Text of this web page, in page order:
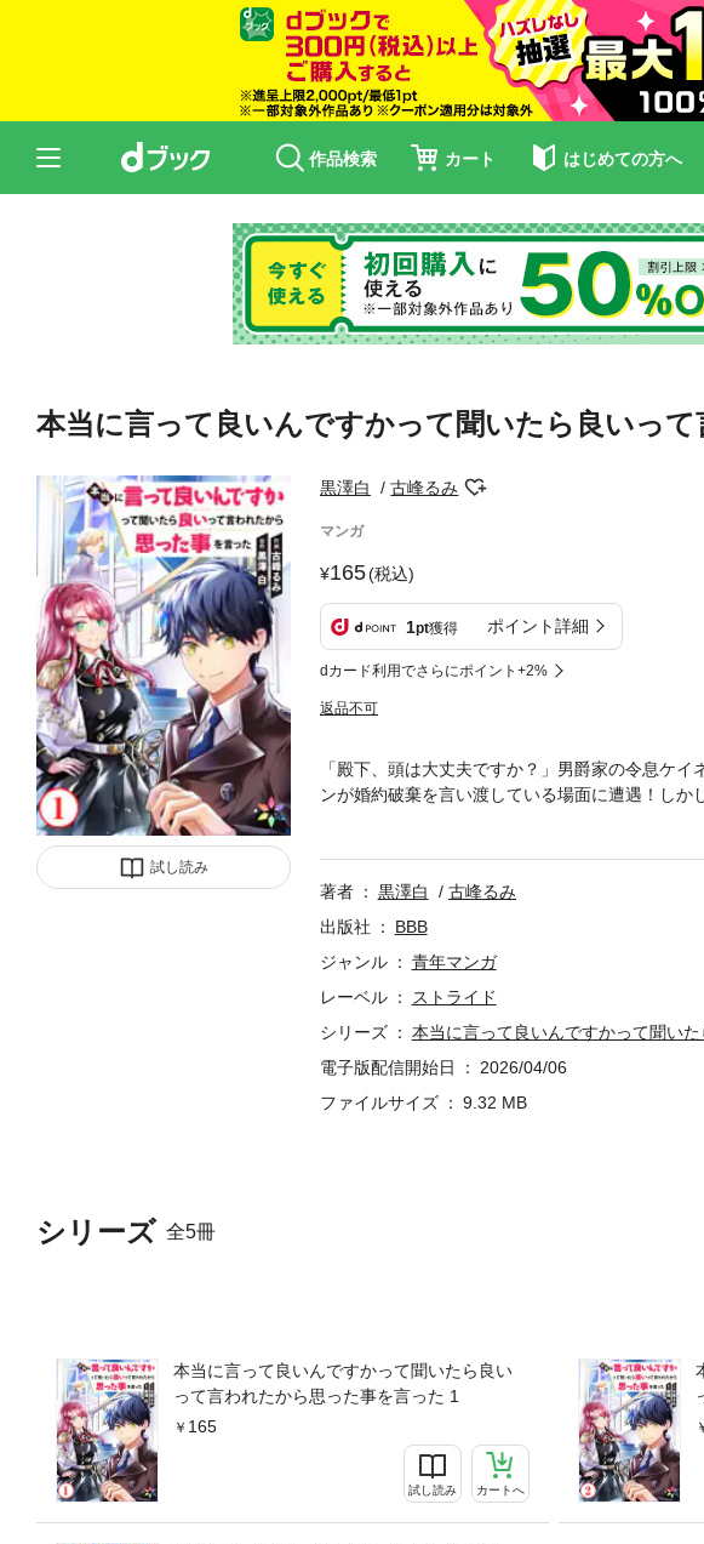
作品検索 カート はじめての方へ
本当に言って良いんですかって聞いたら良いっ
試し読み
黒澤白 古峰るみ
マンガ
165(税込)
1pt獲得 ポイント詳細
dカード利用でさらにポイント+2%
返品不可
シリーズ 全5冊
本当に言って良いんですかって聞いたら良い
って言われたから思った事を言った 1
165
試し読み カートへ
「殿下、頭は大丈夫ですか？」男爵家の令息ケ
ンが婚約破棄を言い渡している場面に遭遇！しか
たいことがあるなら申せと言われ…。後で問題に
著者
黒澤白
古峰るみ
出版社
BBB
ジャンル
青年マンガ
レーベル
ストライド
シリーズ
本当に言って良いんですかって聞い
電子版配信開始日
2026/04/06
ファイルサイズ
9.32 MB